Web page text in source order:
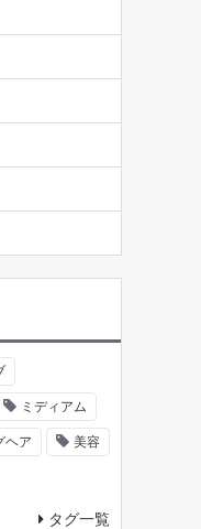
ミディアム
ヘア 美容
タグ一覧